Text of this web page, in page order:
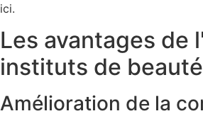
ici.
Les avantages de
instituts de beauté
Amélioration de la